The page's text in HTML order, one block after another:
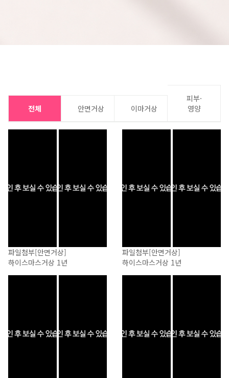
전체 안면거상 이마거상
피부·
영양
파일첨부[안면거상]
하이스마스거상 1년
파일첨부[안면거상]
하이스마스거상 1년